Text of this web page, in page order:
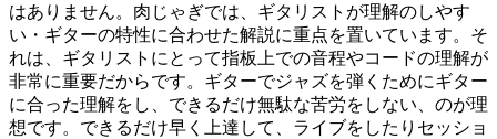
はありません。肉じゃぎでは、ギタリストが理解のしやす
い・ギターの特性に合わせた解説に重点を置いています。そ
れは、ギタリストにとって指板上での音程やコードの理解が
非常に重要だからです。ギターでジャズを弾くためにギター
に合った理解をし、できるだけ無駄な苦労をしない、のが理
想です。できるだけ早く上達して、ライブをしたりセッショ